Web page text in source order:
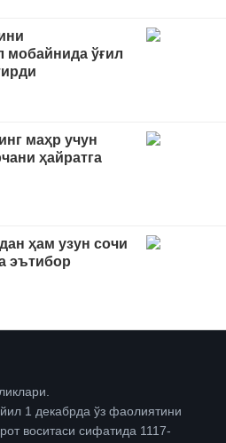
мобайнида ўғил
маҳр учун
ҳайратга
ҳам узун сочи
эътибор
1 декабрда ўз фаолиятини
воситаси сифатида 1117-